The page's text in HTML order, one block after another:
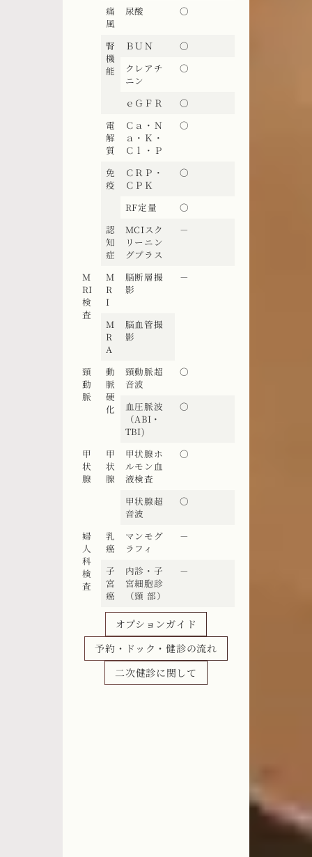
痛
風
尿酸 〇
腎
機
能
ＢＵＮ
〇
クレアチ
ニン
〇
ｅＧＦＲ
〇
電
解
質
Ｃａ・Ｎ
ａ・Ｋ・
Ｃｌ・Ｐ
〇
免
疫
ＣＲＰ・
ＣＰＫ
〇
RF定量
〇
認
知
症
MCIスク
リーニン
グプラス
－
M
RI
検
査
M
R
I
脳断層撮
影
－
M
R
A
脳血管撮
影
頸
動
脈
動
脈
硬
化
頸動脈超
音波
〇
血圧脈波
（ABI・
TBI)
〇
甲
状
腺
甲
状
腺
甲状腺ホ
ルモン血
液検査
〇
甲状腺超
音波
〇
婦
人
科
検
査
乳
癌
マンモグ
ラフィ
－
子
宮
癌
内診・子
宮細胞診
（頸 部）
－
オプションガイド
予約・ドック・健診の流れ
二次健診に関して